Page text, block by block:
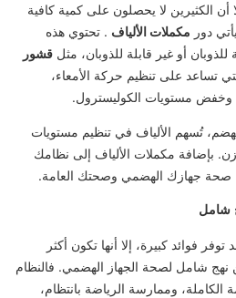
أن الكثيرين لا يحصلون على كمية كافية
دور مكملات الألياف . تحتوي هذه
أو غير قابلة للذوبان، مثل قشور
تساعد على تنظيم حركة الأمعاء،
مستويات الكوليسترول.
تُسهم الألياف في تنظيم مستويات
بإضافة مكملات الألياف إلى نظامك
صحة جهازك الهضمي وصحتك العامة.
شامل
توفر فوائد كبيرة، إلا أنها تكون أكثر
نهج شامل لصحة الجهاز الهضمي. فالنظام
الكاملة، وممارسة الرياضة بانتظام،